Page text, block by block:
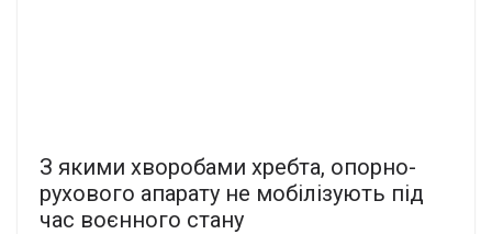
З якими хворобами хребта, опорно-
рухового апарату не мобілізують під
час воєнного стану